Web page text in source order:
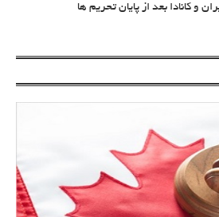
و کانادا بعد از پایان تحریم ها